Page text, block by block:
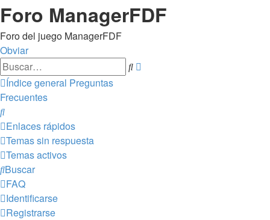
Foro ManagerFDF
Foro del juego ManagerFDF
Obviar
Buscar
Índice general Preguntas
Frecuentes
Buscar
Enlaces rápidos
Temas sin respuesta
Temas activos
Buscar
FAQ
Identificarse
Registrarse